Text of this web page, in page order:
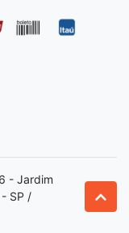
- Jardim
SP /